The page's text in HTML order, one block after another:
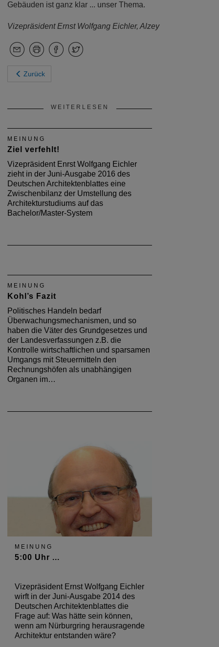
Gebäuden ist ganz klar ... unser Thema.
Vizepräsident Ernst Wolfgang Eichler, Alzey
Zurück
WEITERLESEN
MEINUNG
Ziel verfehlt!
Vizepräsident Enrst Wolfgang Eichler
zieht in der Juni-Ausgabe 2016 des
Deutschen Architektenblattes eine
Zwischenbilanz der Umstellung des
Architekturstudiums auf das
Bachelor/Master-System
MEINUNG
Kohl’s Fazit
Politisches Handeln bedarf
Überwachungsmechanismen, und so
haben die Väter des Grundgesetzes und
der Landesverfassungen z.B. die
Kontrolle wirtschaftlichen und sparsamen
Umgangs mit Steuermitteln den
Rechnungshöfen als unabhängigen
Organen im…
MEINUNG
5:00 Uhr ...
Vizepräsident Ernst Wolfgang Eichler
wirft in der Juni-Ausgabe 2014 des
Deutschen Architektenblattes die
Frage auf: Was hätte sein können,
wenn am Nürburgring herausragende
Architektur entstanden wäre?